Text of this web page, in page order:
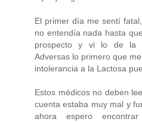
El primer día me sentí
no entendía nada hasta
prospecto y vi lo de la
Adversas lo primero que
intolerancia a la Lactosa
Estos médicos no deben
cuenta estaba muy mal y
ahora espero